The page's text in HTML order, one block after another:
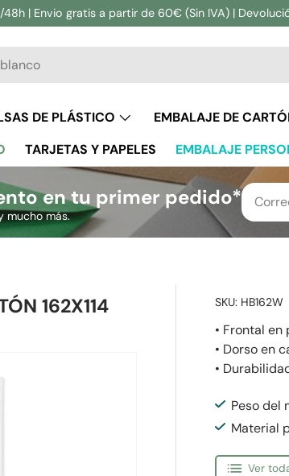
48h | Envio gratis a partir de 60€ (Sin IVA) |
DE PLÁSTICO EMBALAJE DE
TARJETAS Y PAPELES EMBALAJE
en tu primer pedido*
mucho más.
162X114
SKU: HB162W
• Frontal en
• Dorso en
•
Peso del
Material
Ver